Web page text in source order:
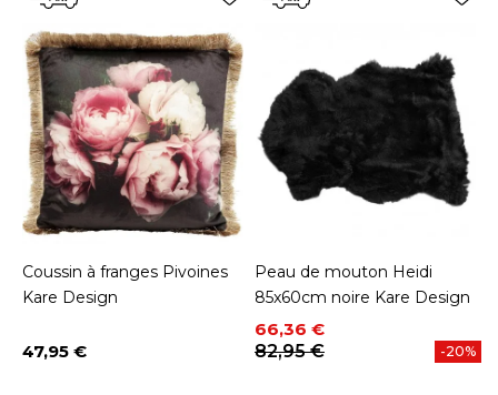
Coussin à franges Pivoines
Kare Design
Prix
47,95 €
Peau de mouton Heidi
85x60cm noire Kare Design
Prix
66,36 €
Prix de base
82,95 €
-20%